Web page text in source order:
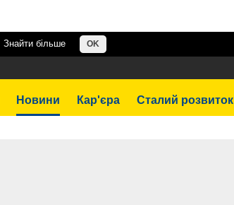
Знайти більше OK
Новини Кар'єра Сталий розвиток